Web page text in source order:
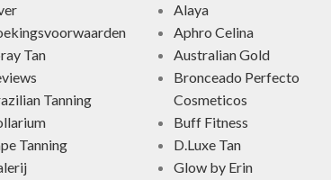
Tan
Tanning
Tanning
Alaya
Aphro Celina
Australian Gold
Bronceado Perfecto
Cosmeticos
Buff Fitness
D.Luxe Tan
Glow by Erin